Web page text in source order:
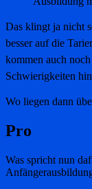
Das klingt ja nicht
besser auf die
kommen auch
Schwierigkeiten
Wo liegen dann
Pro
Was spricht nun